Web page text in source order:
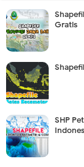
Gratis
SHP